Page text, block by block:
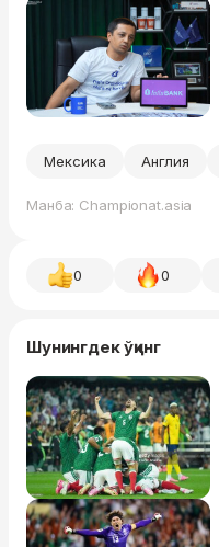
Мексика Англия
Манба: Championat.asia
0 0
Шунингдек ўқинг